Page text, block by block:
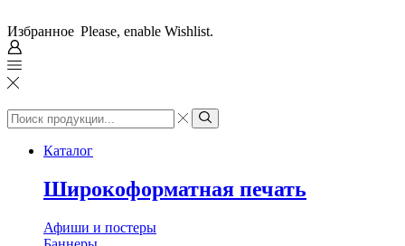
Избранное Please, enable Wishlist.
Search
input
Search
Каталог
Широкоформатная печать
Афиши и постеры